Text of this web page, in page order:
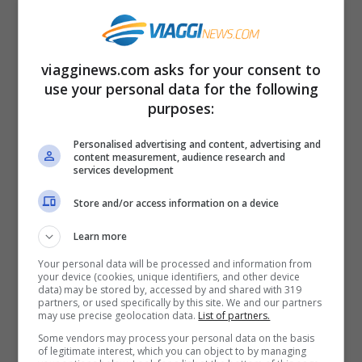
sentirà rilassati e pronti per tornare alla
solita routine. I più audaci potranno anche
organizzare un tour completo, dando vita
al loro itinerario personale.
viagginews.com asks for your consent to
use your personal data for the following
purposes:
Personalised advertising and content, advertising and
content measurement, audience research and
services development
Store and/or access information on a device
Learn more
Your personal data will be processed and information from
your device (cookies, unique identifiers, and other device
data) may be stored by, accessed by and shared with 319
partners, or used specifically by this site. We and our partners
may use precise geolocation data. List of partners.
Some vendors may process your personal data on the basis
of legitimate interest, which you can object to by managing